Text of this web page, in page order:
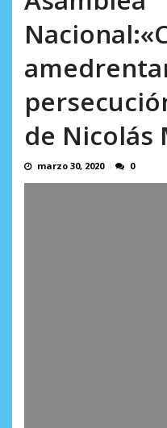
de Nicolás
marzo 30, 2020 0